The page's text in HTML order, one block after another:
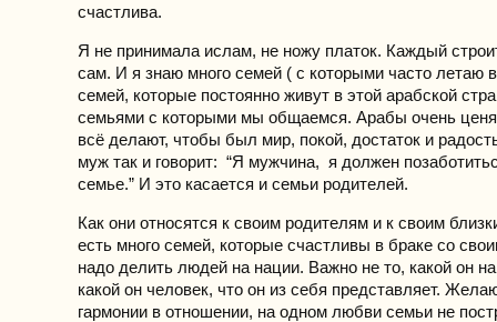
счастлива.
Я не принимала ислам, не ножу платок. Каждый
сам. И я знаю много семей ( с которыми часто летаю
семей, которые постоянно живут в этой арабской
семьями с которыми мы общаемся. Арабы очень
всё делают, чтобы был мир, покой, достаток и
муж так и говорит: “Я мужчина, я должен
семье.” И это касается и семьи родителей.
Как они относятся к своим родителям и к своим
есть много семей, которые счастливы в браке со
надо делить людей на нации. Важно не то, какой он
какой он человек, что он из себя представляет.
гармонии в отношении, на одном любви семьи не